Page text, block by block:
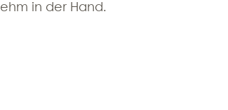
in der Hand.